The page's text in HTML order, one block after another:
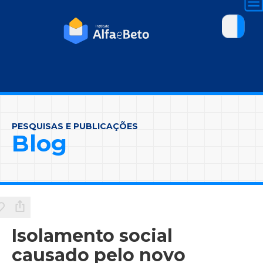
PESQUISAS E PUBLICAÇÕES
Blog
Isolamento social
causado pelo novo